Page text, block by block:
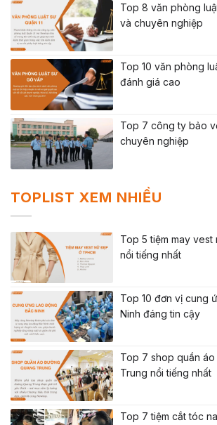
Top 8 văn phòng
và chuyên nghiệp
Top 10 văn phòng
đánh giá cao
Top 7 công ty bảo
chuyên nghiệp
TOPLIST XEM NHIỀU
Top 5 tiệm may vest
nổi tiếng nhất
Top 10 đơn vị cung
Ninh đáng tin cậy
Top 7 shop quần
Trung nổi tiếng nhất
Top 7 tiệm cắt tóc